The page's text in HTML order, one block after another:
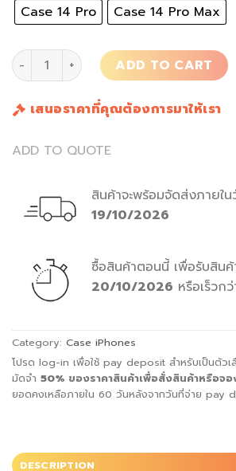
Case 14 Pro Case 14 Pro Max
เคสมือถือ iPhone Remastered 2G 14
ADD TO CART
เสนอราคาที่คุณต้องการมาให้เรา
ADD TO QUOTE
สินค้าจะพร้อมจัดส่งภายใ
19/10/2026
ซื้อสินค้าตอนนี้ เพื่อรับสิน
20/10/2026 หรือเร็วก
Category: Case iPhones
โปรด log-in เพื่อใช้ pay deposit สำหรับเป็นตัวเ
มัดจำ 50% ของราคาสินค้าเพื่อสั่งสินค้าหรือจ
ยอดคงเหลือภายใน 60 วันหลังจากวันที่จ่าย pay
DESCRIPTION